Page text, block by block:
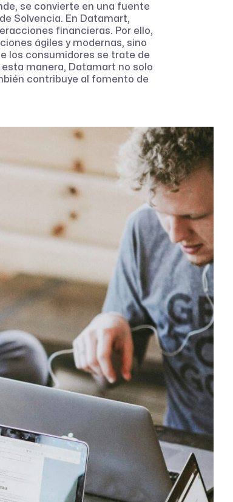
se convierte en una fuente
Solvencia. En Datamart,
financieras. Por ello,
ágiles y modernas, sino
los consumidores se trate de
manera, Datamart no solo
contribuye al fomento de